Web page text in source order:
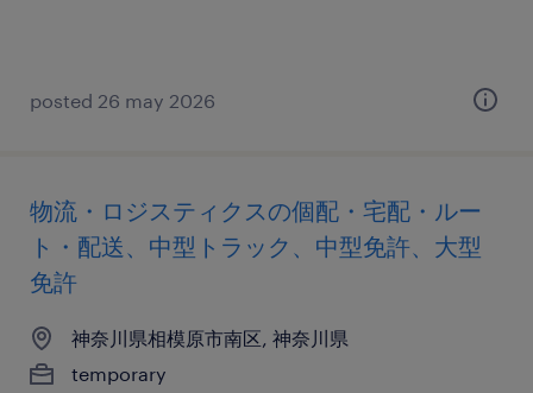
posted 26 may 2026
物流・ロジスティクスの個配・宅配・ルー
ト・配送、中型トラック、中型免許、大型
免許
神奈川県相模原市南区, 神奈川県
temporary